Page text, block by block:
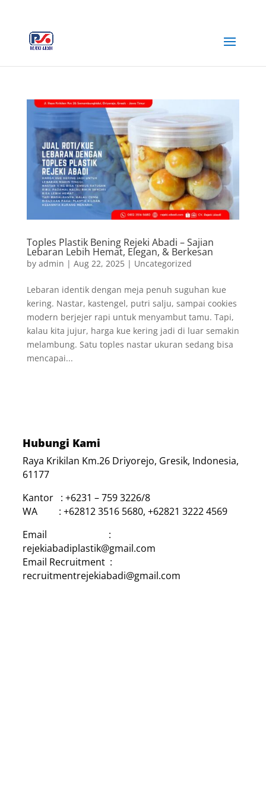
Toples Plastik Bening Rejeki Abadi – Sajian
Lebaran Lebih Hemat, Elegan, & Berkesan
by admin | Aug 22, 2025| Uncategorized
Lebaran identik dengan meja penuh suguhan kue
kering. Nastar, kastengel, putri salju, sampai cookies
modern berjejer rapi untuk menyambut tamu. Tapi,
kalau kita jujur, harga kue kering jadi di luar semakin
melambung. Satu toples nastar ukuran sedang bisa
mencapai...
Hubungi Kami
Raya Krikilan Km.26 Driyorejo, Gresik, Indonesia,
61177
Kantor : +6231 – 759 3226/8
WA : +62812 3516 5680, +62821 3222 4569
Email :
rejekiabadiplastik@gmail.com
Email Recruitment :
recruitmentrejekiabadi@gmail.com